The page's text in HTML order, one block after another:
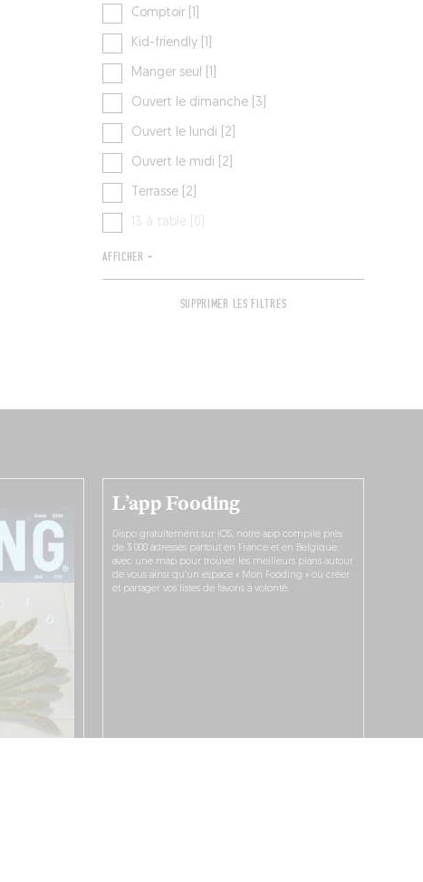
Comptoir [1]
Kid-friendly [1]
Manger seul [1]
Ouvert le dimanche [3]
Ouvert le lundi [2]
Ouvert le midi [2]
Terrasse [2]
13 à table [0]
AFFICHER +
SUPPRIMER LES FILTRES
L’app Fooding
Dispo gratuitement sur iOS, notre app compile près
de 3 000 adresses partout en France et en Belgique,
avec une map pour trouver les meilleurs plans autour
de vous ainsi qu’un espace « Mon Fooding » où créer
et partager vos listes de favoris à volonté.